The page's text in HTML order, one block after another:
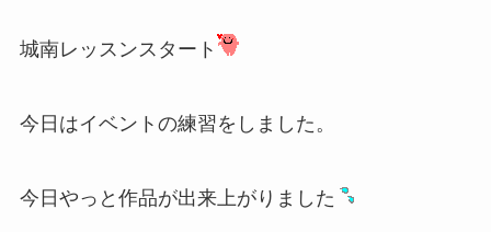
城南レッスンスタート
今日はイベントの練習をしました。
今日やっと作品が出来上がりました